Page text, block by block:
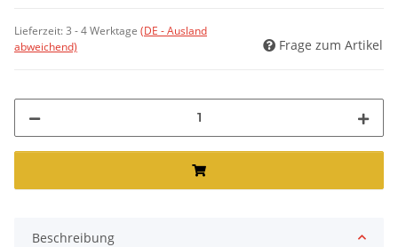
Lieferzeit:3 - 4 Werktage (DE - Ausland
abweichend)
Frage zum Artikel
Beschreibung